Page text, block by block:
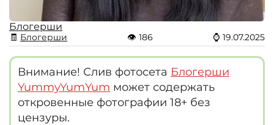
Блогерши
🧾 Блогерши 👁 186 ⌚ 19.07.2025
Внимание! Слив фотосета Блогерши
YummyYumYum может содержать
откровенные фотографии 18+ без
цензуры.